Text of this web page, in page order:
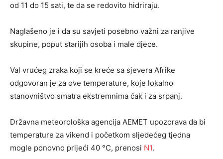
od 11 do 15 sati, te da se redovito hidriraju.
Naglašeno je i da su savjeti posebno važni za ranjive
skupine, poput starijih osoba i male djece.
Val vrućeg zraka koji se kreće sa sjevera Afrike
odgovoran je za ove temperature, koje lokalno
stanovništvo smatra ekstremnima čak i za srpanj.
Državna meteorološka agencija AEMET upozorava da bi
temperature za vikend i početkom sljedećeg tjedna
mogle ponovno prijeći 40 °C, prenosi N1.